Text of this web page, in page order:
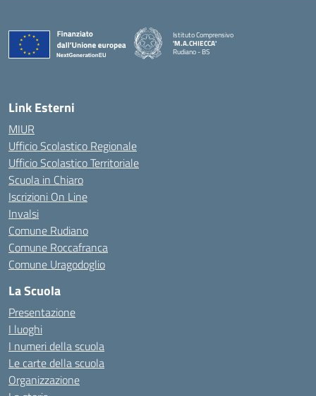
Istituto Comprensivo
'M.A.CHIECCA'
Rudiano - BS
Link Esterni
MIUR
Ufficio Scolastico Regionale
Ufficio Scolastico Territoriale
Scuola in Chiaro
Iscrizioni On Line
Invalsi
Comune Rudiano
Comune Roccafranca
Comune Uragodoglio
La Scuola
Presentazione
I luoghi
I numeri della scuola
Le carte della scuola
Organizzazione